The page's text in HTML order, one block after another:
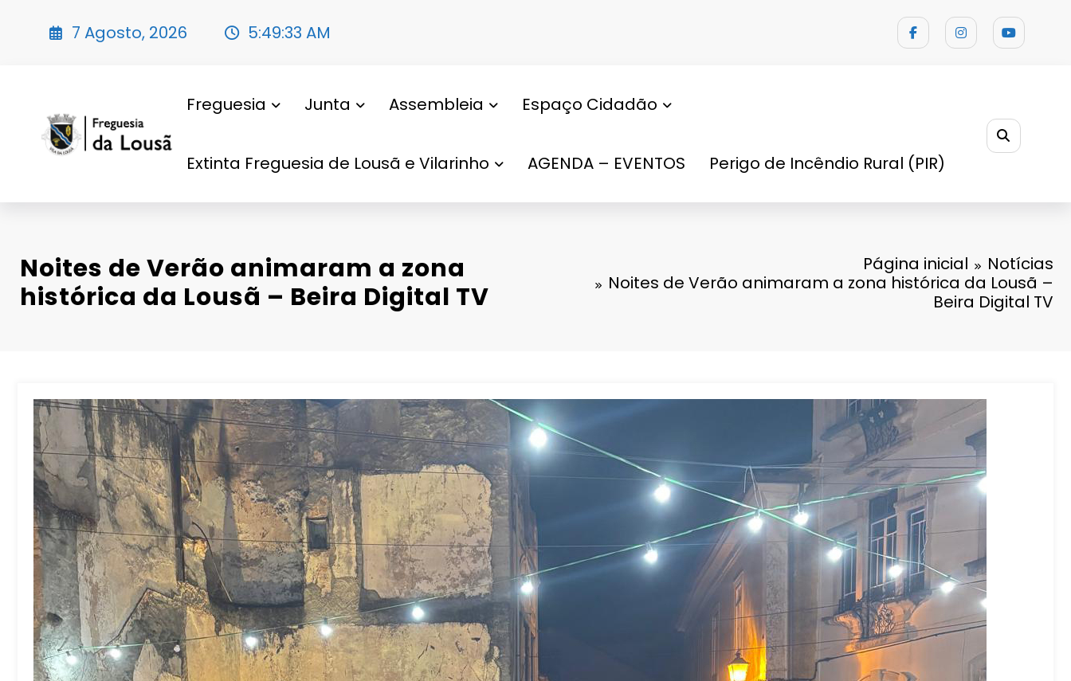
7 Agosto, 2026 5:49:35 AM
Freguesia Junta Assembleia Espaço Cidadão
Extinta Freguesia de Lousã e Vilarinho AGENDA – EVENTOS Perigo de Incêndio Rural (PIR)
Noites de Verão animaram a zona
histórica da Lousã – Beira Digital TV
Página inicial
Notícias
Noites de Verão animaram a zona histórica da Lousã –
Beira Digital TV